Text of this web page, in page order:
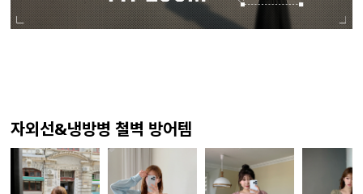
자외선&냉방병 철벽 방어템